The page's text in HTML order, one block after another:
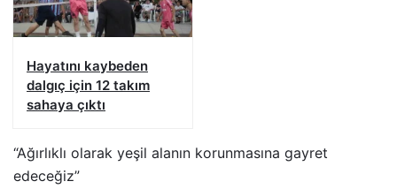
Hayatını kaybeden
dalgıç için 12 takım
sahaya çıktı
“Ağırlıklı olarak yeşil alanın korunmasına gayret
edeceğiz”